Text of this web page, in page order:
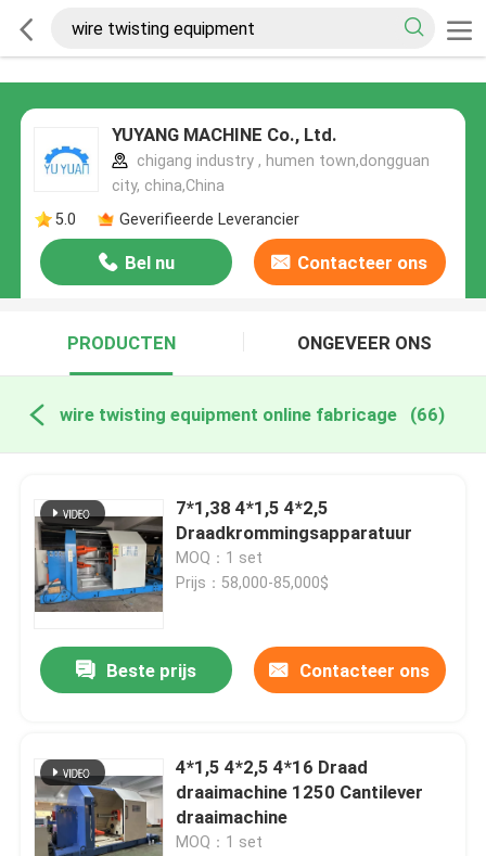
YUYANG MACHINE Co., Ltd.
chigang industry , humen town,dongguan
city, china,China
5.0
Geverifieerde Leverancier
Bel nu Contacteer ons
PRODUCTEN ONGEVEER ONS
wire twisting equipment online fabricage (66)
7*1,38 4*1,5 4*2,5
Draadkrommingsapparatuur
MOQ：1 set
Prijs：58,000-85,000$
Beste prijs Contacteer ons
4*1,5 4*2,5 4*16 Draad
draaimachine 1250 Cantilever
draaimachine
MOQ：1 set